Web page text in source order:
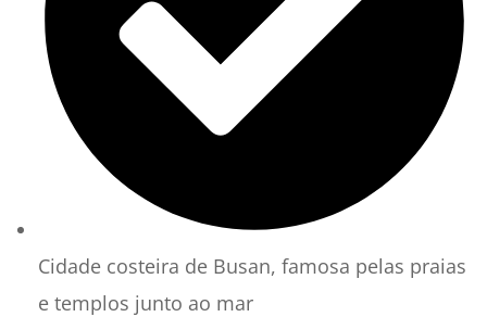
Cidade costeira de Busan, famosa pelas praias
e templos junto ao mar